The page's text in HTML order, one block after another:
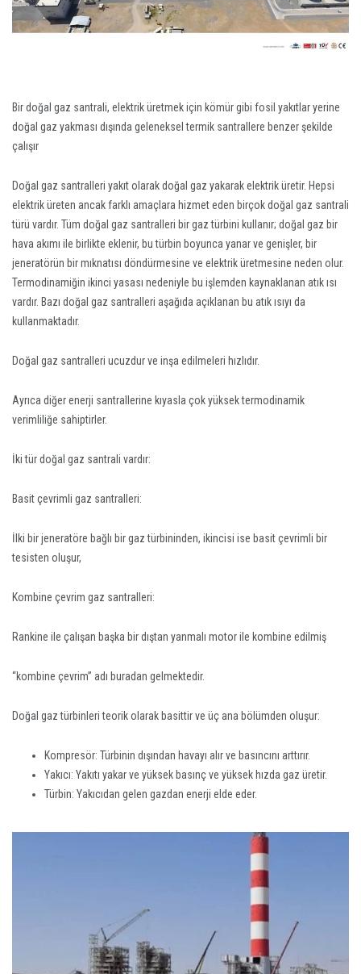
Bir doğal gaz santrali, elektrik üretmek için kömür gibi fosil yakıtlar yerine
doğal gaz yakması dışında geleneksel termik santrallere benzer şekilde
çalışır
Doğal gaz santralleri yakıt olarak doğal gaz yakarak elektrik üretir. Hepsi
elektrik üreten ancak farklı amaçlara hizmet eden birçok doğal gaz santrali
türü vardır. Tüm doğal gaz santralleri bir gaz türbini kullanır; doğal gaz bir
hava akımı ile birlikte eklenir, bu türbin boyunca yanar ve genişler, bir
jeneratörün bir mıknatısı döndürmesine ve elektrik üretmesine neden olur.
Termodinamiğin ikinci yasası nedeniyle bu işlemden kaynaklanan atık ısı
vardır. Bazı doğal gaz santralleri aşağıda açıklanan bu atık ısıyı da
kullanmaktadır.
Doğal gaz santralleri ucuzdur ve inşa edilmeleri hızlıdır.
Ayrıca diğer enerji santrallerine kıyasla çok yüksek termodinamik
verimliliğe sahiptirler.
İki tür doğal gaz santrali vardır:
Basit çevrimli gaz santralleri:
İlki bir jeneratöre bağlı bir gaz türbininden, ikincisi ise basit çevrimli bir
tesisten oluşur,
Kombine çevrim gaz santralleri:
Rankine ile çalışan başka bir dıştan yanmalı motor ile kombine edilmiş
“kombine çevrim” adı buradan gelmektedir.
Doğal gaz türbinleri teorik olarak basittir ve üç ana bölümden oluşur:
Kompresör: Türbinin dışından havayı alır ve basıncını arttırır.
Yakıcı: Yakıtı yakar ve yüksek basınç ve yüksek hızda gaz üretir.
Türbin: Yakıcıdan gelen gazdan enerji elde eder.
DOĞAL GAZ ENERJİ
SANTRALİ